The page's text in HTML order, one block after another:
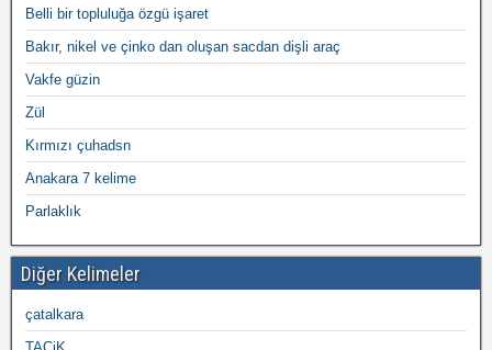
Belli bir topluluğa özgü işaret
Bakır, nikel ve çinko dan oluşan sacdan dişli araç
Vakfe güzin
Zül
Kırmızı çuhadsn
Anakara 7 kelime
Parlaklık
Diğer Kelimeler
çatalkara